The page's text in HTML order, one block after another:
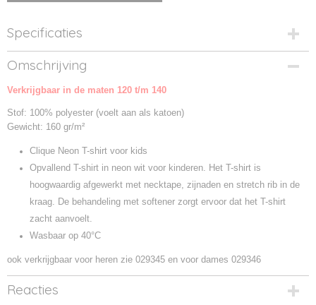
Specificaties
Productcode
10748-00
Productcode leverancier
Omschrijving
Verkrijgbaar in de maten 120 t/m 140
Stof: 100% polyester (voelt aan als katoen)
Gewicht: 160 gr/m²
Clique Neon T-shirt voor kids
Opvallend T-shirt in neon wit voor kinderen. Het T-shirt is
hoogwaardig afgewerkt met necktape, zijnaden en stretch rib in de
kraag. De behandeling met softener zorgt ervoor dat het T-shirt
zacht aanvoelt.
Wasbaar op 40°C
ook verkrijgbaar voor heren zie 029345 en voor dames 029346
Reacties